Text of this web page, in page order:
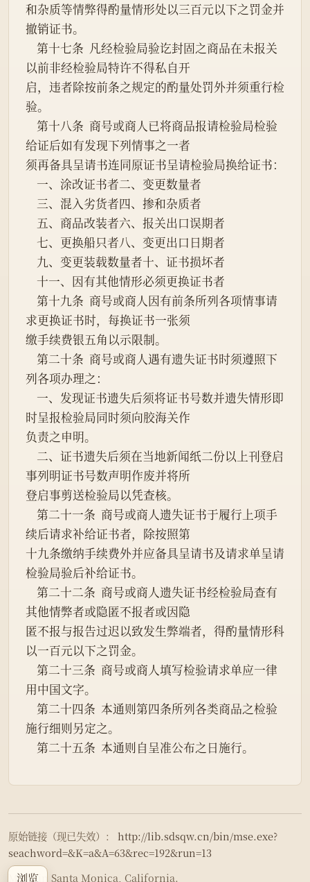
浏览
和杂质等情弊得酌量情形处以三百元以下之罚金并
撤销证书。
以前非经检验局特许不得私自开
启，违者除按前条之规定的酌量处罚外并须重行检
验。
给证后如有发现下列情事之一者
须再备具呈请书连同原证书呈请检验局换给证书：
    一、涂改证书者二、变更数量者
    三、混入劣货者四、掺和杂质者
    五、商品改装者六、报关出口误期者
    七、更换船只者八、变更出口日期者
    九、变更装载数量者十、证书损坏者
    十一、因有其他情形必须更换证书者
求更换证书时，每换证书一张须
缴手续费银五角以示限制。
列各项办理之：
时呈报检验局同时须向胶海关作
负责之申明。
事列明证书号数声明作废并将所
登启事剪送检验局以凭查核。
续后请求补给证书者，除按照第
十九条缴纳手续费外并应备具呈请书及请求单呈请
检验局验后补给证书。
其他情弊者或隐匿不报者或因隐
匿不报与报告过迟以致发生弊端者，得酌量情形科
以一百元以下之罚金。
用中国文字。
施行细则另定之。
    第二十五条  本通则自呈准公布之日施行。
原始链接（现已失效）：
http://lib.sdsqw.cn/bin/mse.exe?
seachword=&K=a&A=63&rec=192&run=13
Made in Santa Monica, California.